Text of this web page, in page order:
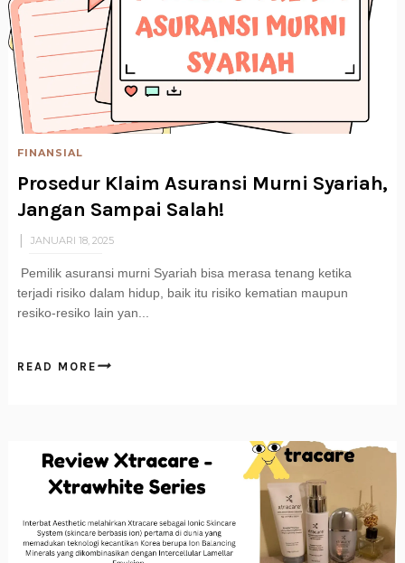
FINANSIAL
Prosedur Klaim Asuransi Murni Syariah,
Jangan Sampai Salah!
JANUARI 18, 2025
Pemilik asuransi murni Syariah bisa merasa tenang ketika
terjadi risiko dalam hidup, baik itu risiko kematian maupun
resiko-resiko lain yan...
READ MORE